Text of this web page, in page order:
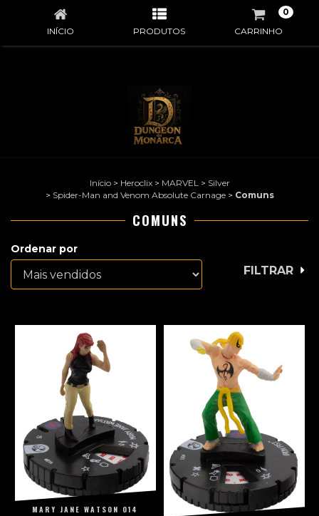
INÍCIO PRODUTOS CARRINHO
0
Início > Heroclix > MARVEL > Silver
> Spider-Man and Venom Absolute Carnage > Comuns
COMUNS
Ordenar por
FILTRAR
MARY JANE WATSON 014